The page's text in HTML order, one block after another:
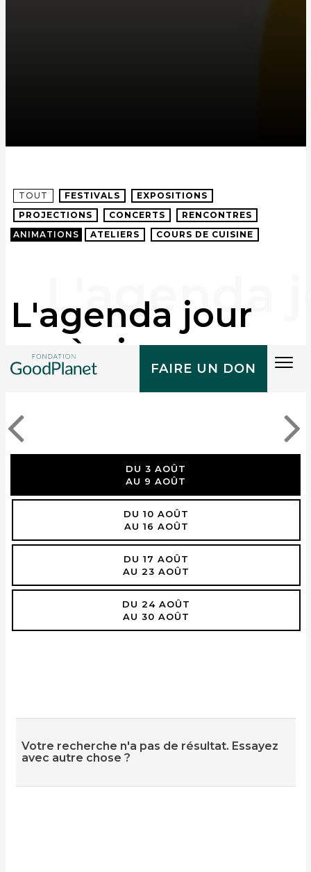
FAIRE UN DON
TOUT FESTIVALS
EXPOSITIONS
PROJECTIONS
CONCERTS
RENCONTRES
ANIMATIONS
ATELIERS COURS DE CUISINE
L'agenda jour
après jour
DU 3 AOÛT
AU 9 AOÛT
DU 10 AOÛT
AU 16 AOÛT
DU 17 AOÛT
AU 23 AOÛT
DU 24 AOÛT
AU 30 AOÛT
Votre recherche n'a pas de résultat. Essayez
avec autre chose ?